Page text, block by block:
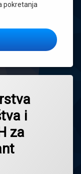
pokretanja
javni poziv u Opcini
i
za